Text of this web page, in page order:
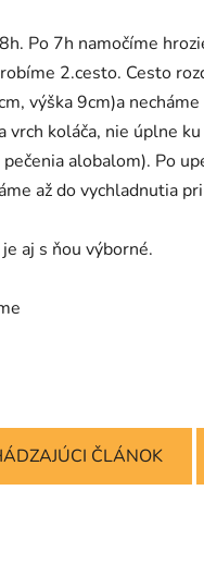
Po 7h namočíme
2.cesto. Cesto
výška 9cm)a
koláča, nie úplne
alobalom). Po
až do vychladnutia
aj s ňou výborné.
ČLÁNOK